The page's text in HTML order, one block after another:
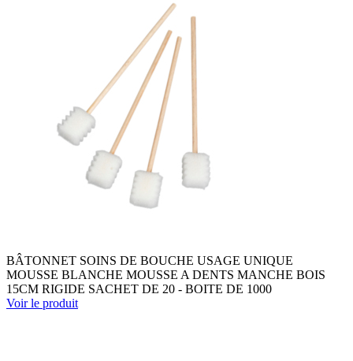
BÂTONNET SOINS DE BOUCHE USAGE UNIQUE
MOUSSE BLANCHE MOUSSE A DENTS MANCHE BOIS
15CM RIGIDE SACHET DE 20 - BOITE DE 1000
Voir le produit